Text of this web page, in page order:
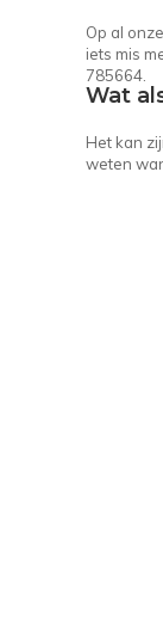
Op al
iets mis
785664.
Wat
Het kan
weten